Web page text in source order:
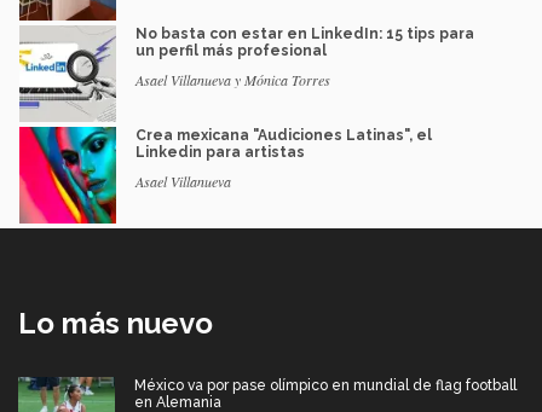
No basta con estar en LinkedIn: 15 tips para
un perfil más profesional
Asael Villanueva y Mónica Torres
Crea mexicana "Audiciones Latinas", el
Linkedin para artistas
Asael Villanueva
Lo más nuevo
México va por pase olímpico en mundial de flag football
en Alemania